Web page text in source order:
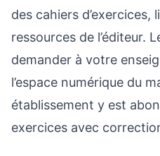
des cahiers d’exercices,
ressources de l’éditeur.
demander à votre
l’espace numérique du
établissement y est
exercices avec